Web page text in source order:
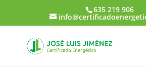
635 219 906